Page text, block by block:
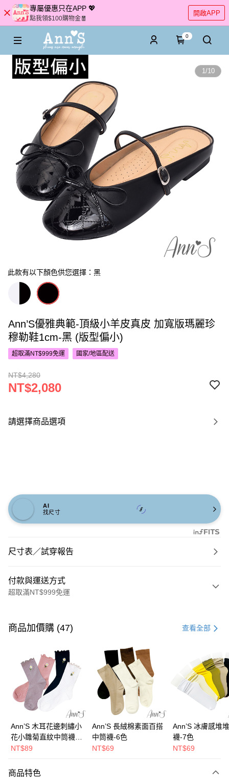
專屬優惠只在APP 💖
點我領$100購物金🧧
開啟APP
0
1/10
此款有以下顏色供您選擇：黑
Ann’S優雅典範-頂級小羊皮真皮 加寬版瑪麗珍
穆勒鞋1cm-黑 (版型偏小)
超取滿NT$999免運 國家/地區配送
NT$4,280
NT$2,080
請選擇商品選項
AI
找尺寸
尺寸表／試穿報告
付款與運送方式
超取滿NT$999免運
信用卡一次付款
3 期 0 利率 每期 21家銀行
合作金庫商業銀行
第一商業銀行
華南商業銀行
彰化商業銀行
上海商業儲蓄銀行
台北富邦商業銀行
國泰世華商業銀行
兆豐國際商業銀行
臺灣中小企業銀行
台中商業銀行
匯豐（台灣）商業銀行
華泰商業銀行
聯邦商業銀行
遠東國際商業銀行
元大商業銀行
台新國際商業銀行
6 期 0 利率 每期NT$346 21家銀行
合作金庫商業銀行
第一商業銀行
華南商業銀行
彰化商業銀行
上海商業儲蓄銀行
台北富邦商業銀行
國泰世華商業銀行
兆豐國際商業銀行
臺灣中小企業銀行
台中商業銀行
匯豐（台灣）商業銀行
元大商業銀行
玉山商業銀行
購物金
LINE Pay
Apple Pay
街口支付
商品加價購 (47) 查看全部
Ann’S 木耳花邊刺繡小
花小雛菊直紋中筒襪-4
色
NT$89
Ann’S 長絨棉素面百搭
中筒襪-6色
NT$69
Ann’S 冰膚感堆
襪-7色
NT$69
商品特色